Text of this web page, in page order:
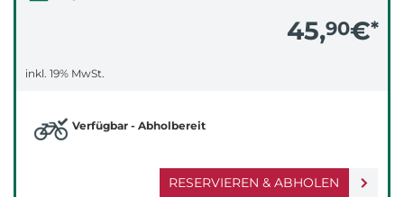
45,90€*
inkl. 19% MwSt.
RESERVIEREN & ABHOLEN
Verfügbar - Abholbereit